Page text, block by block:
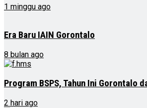
1 minggu ago
Era Baru IAIN Gorontalo
8 bulan ago
Program BSPS, Tahun Ini Gorontalo
2 hari ago